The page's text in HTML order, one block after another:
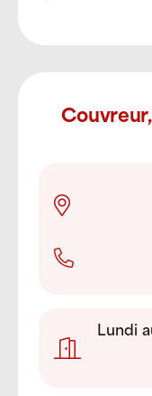
Lundi